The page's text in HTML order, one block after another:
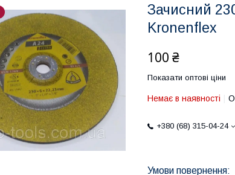
Зачисний
Kronenflex
100 ₴
Показати оптові ціни
Немає в наявності
+380 (68) 315-04-24